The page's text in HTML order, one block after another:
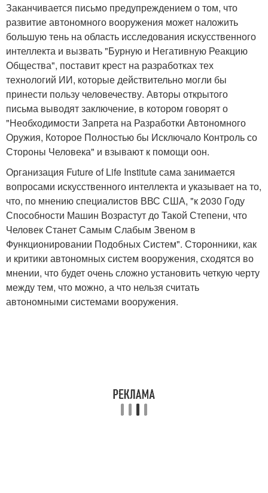
Заканчивается письмо предупреждением о том, что
развитие автономного вооружения может наложить
большую тень на область исследования искусственного
интеллекта и вызвать "Бурную и Негативную Реакцию
Общества", поставит крест на разработках тех
технологий ИИ, которые действительно могли бы
принести пользу человечеству. Авторы открытого
письма выводят заключение, в котором говорят о
"Необходимости Запрета на Разработки Автономного
Оружия, Которое Полностью бы Исключало Контроль со
Стороны Человека" и взывают к помощи оон.
Организация Future of Life Institute сама занимается
вопросами искусственного интеллекта и указывает на то,
что, по мнению специалистов ВВС США, "к 2030 Году
Способности Машин Возрастут до Такой Степени, что
Человек Станет Самым Слабым Звеном в
Функционировании Подобных Систем". Сторонники, как
и критики автономных систем вооружения, сходятся во
мнении, что будет очень сложно установить четкую черту
между тем, что можно, а что нельзя считать
автономными системами вооружения.